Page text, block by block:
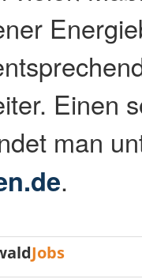
Einen
man
.
Jobs